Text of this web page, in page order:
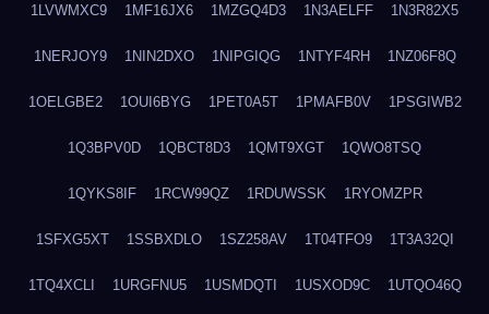
1LVWMXC9 1MF16JX6 1MZGQ4D3 1N3AELFF 1N3R82X5
1NERJOY9 1NIN2DXO 1NIPGIQG 1NTYF4RH 1NZ06F8Q
1OELGBE2 1OUI6BYG 1PET0A5T 1PMAFB0V 1PSGIWB2
1Q3BPV0D 1QBCT8D3 1QMT9XGT 1QWO8TSQ
1QYKS8IF 1RCW99QZ 1RDUWSSK 1RYOMZPR
1SFXG5XT 1SSBXDLO 1SZ258AV 1T04TFO9 1T3A32QI
1TQ4XCLI 1URGFNU5 1USMDQTI 1USXOD9C 1UTQO46Q